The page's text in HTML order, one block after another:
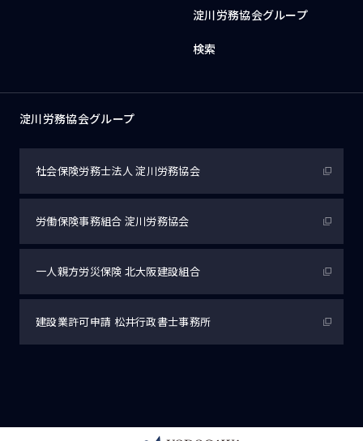
淀川労務協会グループ
検索
淀川労務協会グループ
社会保険労務士法人淀川労務協会
労働保険事務組合 淀川労務協会
一人親方労災保険 北大阪建設組合
建設業許可申請 松井行政書士事務所